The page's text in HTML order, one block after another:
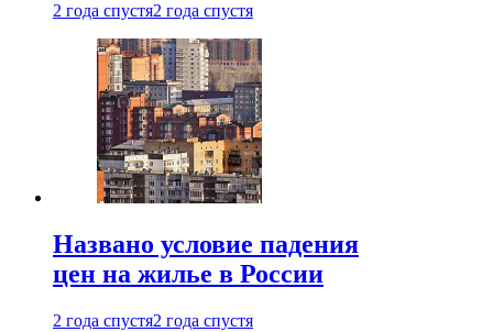
2 года спустя2 года спустя
Названо условие падения
цен на жилье в России
2 года спустя2 года спустя